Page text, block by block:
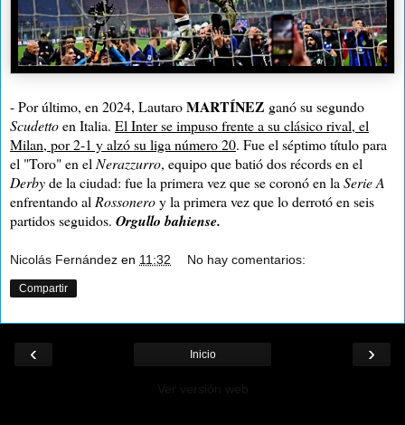
- Por último, en 2024, LautaroMARTÍNEZ ganó su segundo
Scudettoen Italia. El Inter se impuso frente a su clásico rival, el
Milan, por 2-1 y alzó su liga número 20. Fue el séptimo título para
el "Toro" en el Nerazzurro, equipo que batió dos récords en el
Derbyde la ciudad: fue la primera vez que se coronó en la Serie A
enfrentando al Rossoneroy la primera vez que lo derrotó en seis
partidos seguidos. Orgullo bahiense.
Nicolás Fernández en 11:32 No hay comentarios:
Compartir
‹ ›
Inicio